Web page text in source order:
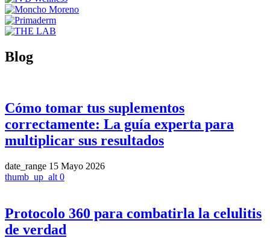
Blog
Cómo tomar tus suplementos
correctamente: La guía experta para
multiplicar sus resultados
date_range 15 Mayo 2026
thumb_up_alt 0
Protocolo 360 para combatirla la celulitis
de verdad